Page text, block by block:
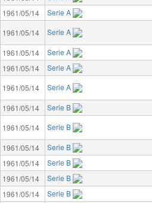
1961/05/14
Serie A
1961/05/14
Serie A
1961/05/14
Serie A
1961/05/14
Serie A
1961/05/14
Serie A
1961/05/14
Serie B
1961/05/14
Serie B
1961/05/14
Serie B
1961/05/14
Serie B
1961/05/14
Serie B
1961/05/14
Serie B